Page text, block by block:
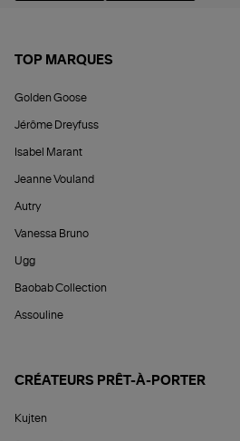
TOP MARQUES
Golden Goose
Jérôme Dreyfuss
Isabel Marant
Jeanne Vouland
Autry
Vanessa Bruno
Ugg
Baobab Collection
Assouline
CRÉATEURS PRÊT-À-PORTER
Kujten